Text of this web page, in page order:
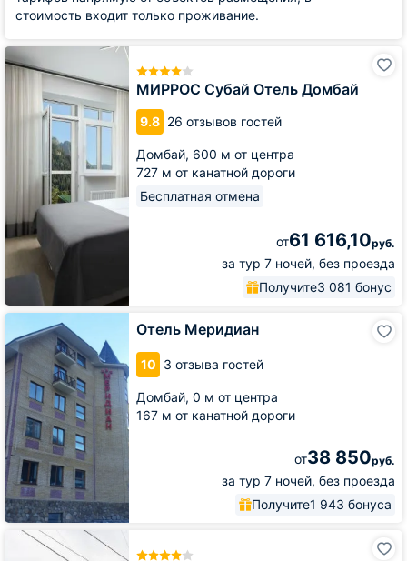
стоимость входит только проживание.
МИРРОС Субай Отель Домбай
9.8 26 отзывов гостей
Домбай, 600 м от центра
727 м от канатной дороги
Бесплатная отмена
от61 616,10руб.
за тур 7 ночей, без проезда
Получите3 081 бонус
МИРРОС
Субай
Отель
Домбай
Отель Меридиан
10 3 отзыва гостей
Домбай, 0 м от центра
167 м от канатной дороги
от38 850руб.
за тур 7 ночей, без проезда
Получите1 943 бонуса
Отель
Меридиан
Отель
Альпийский